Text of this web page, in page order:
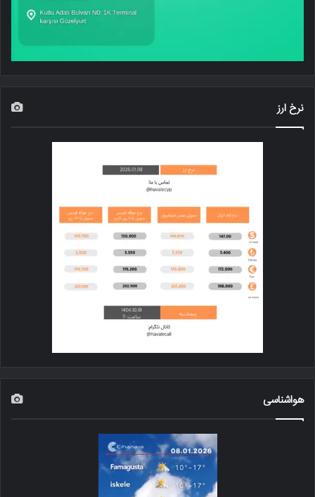
نرخ ارز
هواشناسی